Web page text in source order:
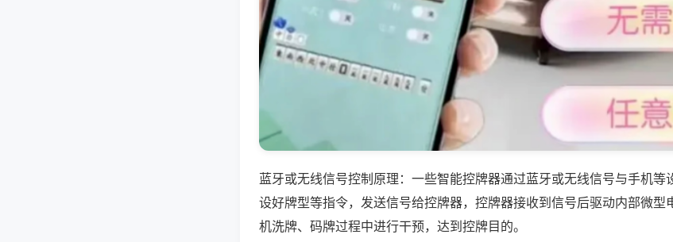
蓝牙或无线信号控制原理：一些智能控牌器通过蓝牙或无线信号与手机等
设好牌型等指令，发送信号给控牌器，控牌器接收到信号后驱动内部微型
机洗牌、码牌过程中进行干预，达到控牌目的。